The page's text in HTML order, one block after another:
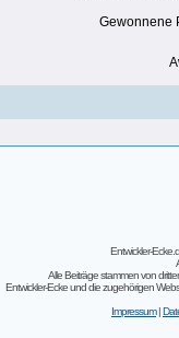
Gewonnene
Entwickler-
Alle Beiträge stammen von
Entwickler-Ecke und die zugehörigen
Impressum|